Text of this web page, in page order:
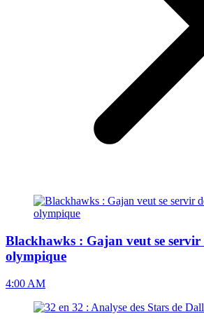
Blackhawks : Gajan veut se servir
olympique
4:00 AM